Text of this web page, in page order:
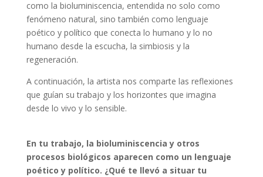
como la bioluminiscencia, entendida no solo como
fenómeno natural, sino también como lenguaje
poético y político que conecta lo humano y lo no
humano desde la escucha, la simbiosis y la
regeneración.
A continuación, la artista nos comparte las reflexiones
que guían su trabajo y los horizontes que imagina
desde lo vivo y lo sensible.
En tu trabajo, la bioluminiscencia y otros
procesos biológicos aparecen como un lenguaje
poético y político. ¿Qué te llevó a situar tu